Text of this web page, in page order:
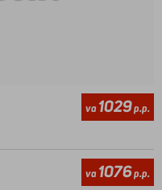
va1029p.p.
va1076p.p.